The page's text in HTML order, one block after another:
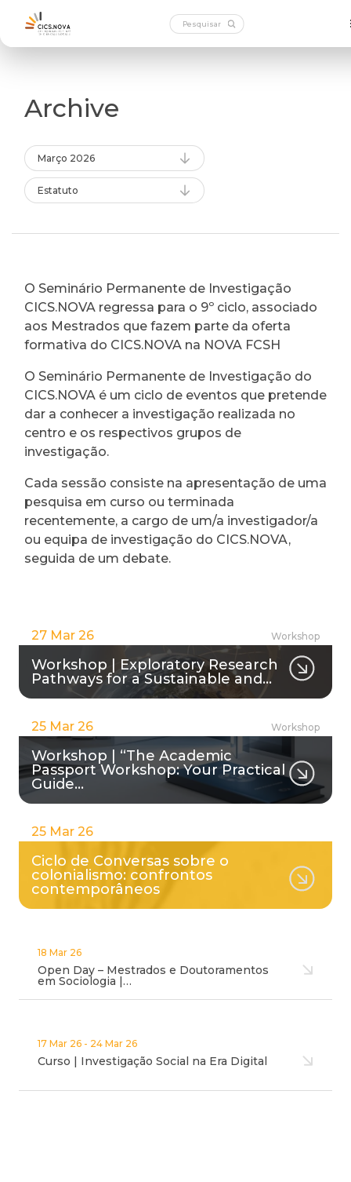
Archive
Março 2026
Estatuto
O Seminário Permanente de Investigação
CICS.NOVA regressa para o 9º ciclo, associado
aos Mestrados que fazem parte da oferta
formativa do CICS.NOVA na NOVA FCSH
O Seminário Permanente de Investigação do
CICS.NOVA é um ciclo de eventos que pretende
dar a conhecer a investigação realizada no
centro e os respectivos grupos de
investigação.
Cada sessão consiste na apresentação de uma
pesquisa em curso ou terminada
recentemente, a cargo de um/a investigador/a
ou equipa de investigação do CICS.NOVA,
seguida de um debate.
27 Mar 26 Workshop
Workshop | Exploratory Research
Pathways for a Sustainable and…
25 Mar 26 Workshop
Workshop | “The Academic
Passport Workshop: Your Practical
Guide…
25 Mar 26
Ciclo de Conversas sobre o
colonialismo: confrontos
contemporâneos
18 Mar 26
Open Day – Mestrados e Doutoramentos
em Sociologia |…
17 Mar 26 - 24 Mar 26
Curso | Investigação Social na Era Digital